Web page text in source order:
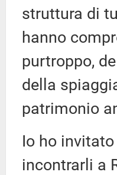
struttura di
hanno
purtroppo,
della
patrimonio
Io ho
incontrarli a